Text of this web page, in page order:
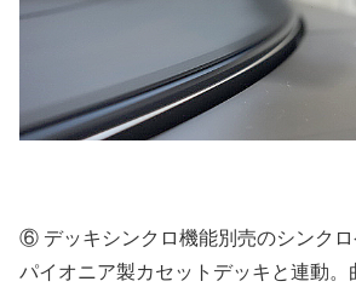
⑥ デッキシンクロ機能別売のシンク
パイオニア製カセットデッキと連動。